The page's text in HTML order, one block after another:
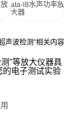
ata-l8水声功率放
大器
声波检测”相关内容
”等放大仪器具
的电子测试实验